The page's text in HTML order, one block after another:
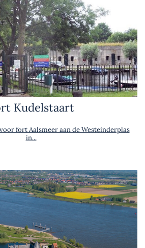
Kudelstaart
fort Aalsmeer aan de Westeinderplas
in...